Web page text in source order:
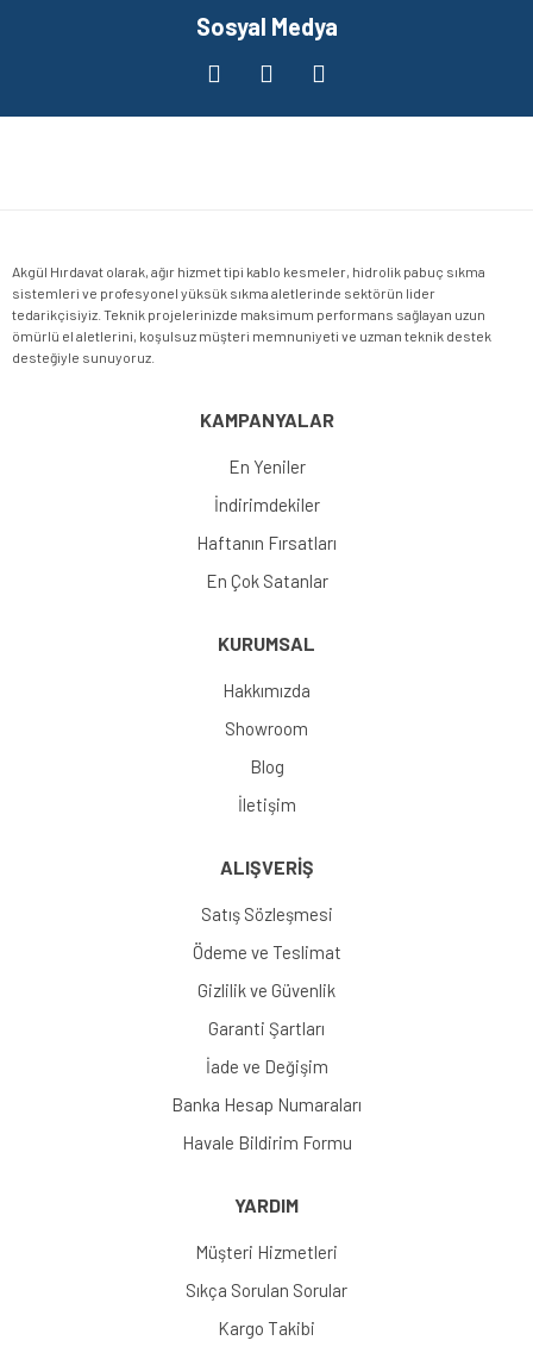
Sosyal Medya
Akgül Hırdavat olarak, ağır hizmet tipi kablo kesmeler, hidrolik pabuç sıkma
sistemleri ve profesyonel yüksük sıkma aletlerinde sektörün lider
tedarikçisiyiz. Teknik projelerinizde maksimum performans sağlayan uzun
ömürlü el aletlerini, koşulsuz müşteri memnuniyeti ve uzman teknik destek
desteğiyle sunuyoruz.
KAMPANYALAR
En Yeniler
İndirimdekiler
Haftanın Fırsatları
En Çok Satanlar
KURUMSAL
Hakkımızda
Showroom
Blog
İletişim
ALIŞVERİŞ
Satış Sözleşmesi
Ödeme ve Teslimat
Gizlilik ve Güvenlik
Garanti Şartları
İade ve Değişim
Banka Hesap Numaraları
Havale Bildirim Formu
YARDIM
Müşteri Hizmetleri
Sıkça Sorulan Sorular
Kargo Takibi